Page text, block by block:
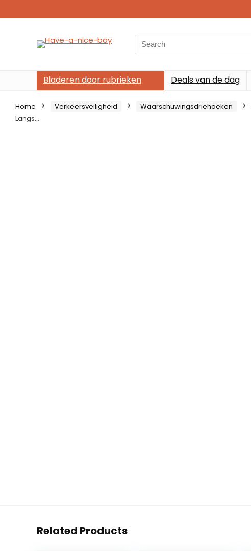
Search
for:
Bladeren door rubrieken Deals van de dag
Home Verkeersveiligheid Waarschuwingsdriehoeken
Langs…
Related Products